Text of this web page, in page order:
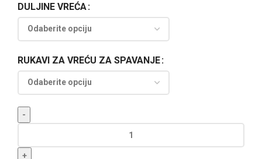
DULJINE VREĆA
RUKAVI ZA VREĆU ZA SPAVANJE